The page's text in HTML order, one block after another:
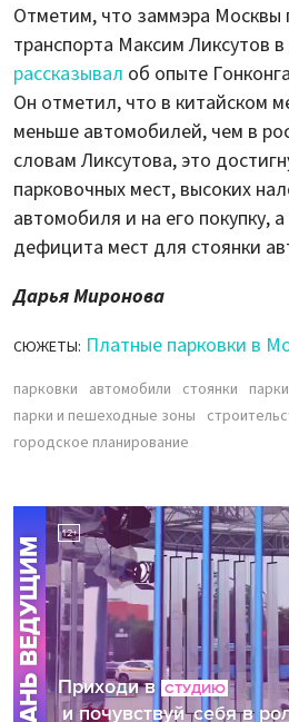
Отметим, что заммэра Москвы
транспорта Максим Ликсутов
рассказывал об опыте
Он отметил, что в китайском
меньше автомобилей, чем в
словам Ликсутова, это
парковочных мест, высоких
автомобиля и на его покупку,
дефицита мест для стоянки
Дарья Миронова
СЮЖЕТЫ: Платные парковки в
парковки автомобили стоянки
парки и пешеходные зоны
городское планирование